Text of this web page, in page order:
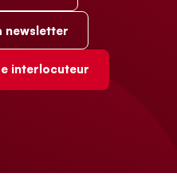
newsletter
interlocuteur